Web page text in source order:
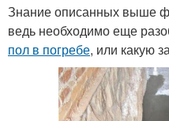
Знание описанных выше
ведь необходимо еще
пол в погребе, или какую